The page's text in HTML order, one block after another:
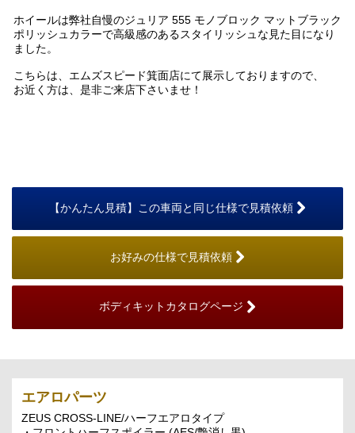
ホイールは弊社自慢のジュリア 555 モノブロック マットブラック
ポリッシュカラーで高級感のあるスタイリッシュな見た目になり
ました。
こちらは、エムズスピード箕面店にて展示しておりますので、
お近く方は、是非ご来店下さいませ！
【かんたん見積】この車両と同じ仕様で見積依頼
お好みの仕様で見積依頼
ボディキットカタログページ
エアロパーツ
ZEUS CROSS-LINE/ハーフエアロタイプ